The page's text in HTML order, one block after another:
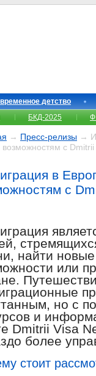
детство
БКД-2025
→ Пресс-релизы →
с Dmitrii
в
с
найти
или
но с
и
Dmitrii Visa
более
стоит